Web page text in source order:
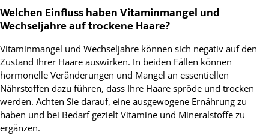
Welchen Einfluss haben Vitaminmangel und
Wechseljahre auf trockene Haare?
Vitaminmangel und Wechseljahre können sich negativ auf den
Zustand Ihrer Haare auswirken. In beiden Fällen können
hormonelle Veränderungen und Mangel an essentiellen
Nährstoffen dazu führen, dass Ihre Haare spröde und trocken
werden. Achten Sie darauf, eine ausgewogene Ernährung zu
haben und bei Bedarf gezielt Vitamine und Mineralstoffe zu
ergänzen.